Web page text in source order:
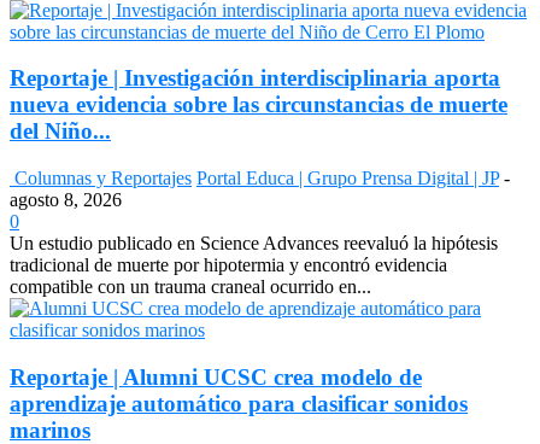
Reportaje | Investigación interdisciplinaria aporta
nueva evidencia sobre las circunstancias de muerte
del Niño...
Columnas y Reportajes Portal Educa | Grupo Prensa Digital | JP -
agosto 8, 2026
0
Un estudio publicado en Science Advances reevaluó la hipótesis
tradicional de muerte por hipotermia y encontró evidencia
compatible con un trauma craneal ocurrido en...
Reportaje | Alumni UCSC crea modelo de
aprendizaje automático para clasificar sonidos
marinos